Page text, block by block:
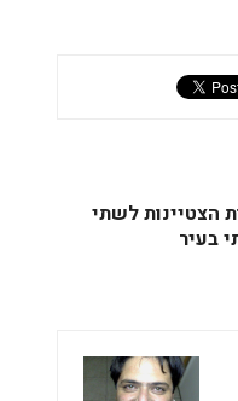
הצטיינות לשתי
בעיר